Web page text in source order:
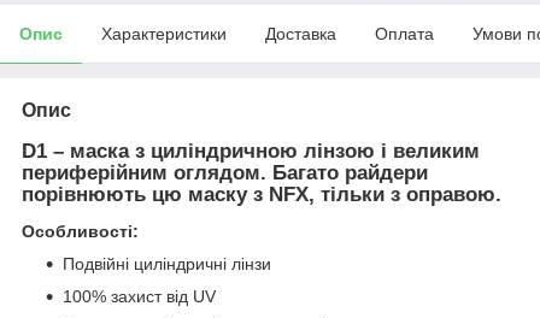
Опис Характеристики Доставка Оплата Умови
Опис
D1 – маска з циліндричною лінзою і великим
периферійним оглядом. Багато райдери
порівнюють цю маску з NFX, тільки з оправою.
Особливості:
Подвійні циліндричні лінзи
100% захист від UV